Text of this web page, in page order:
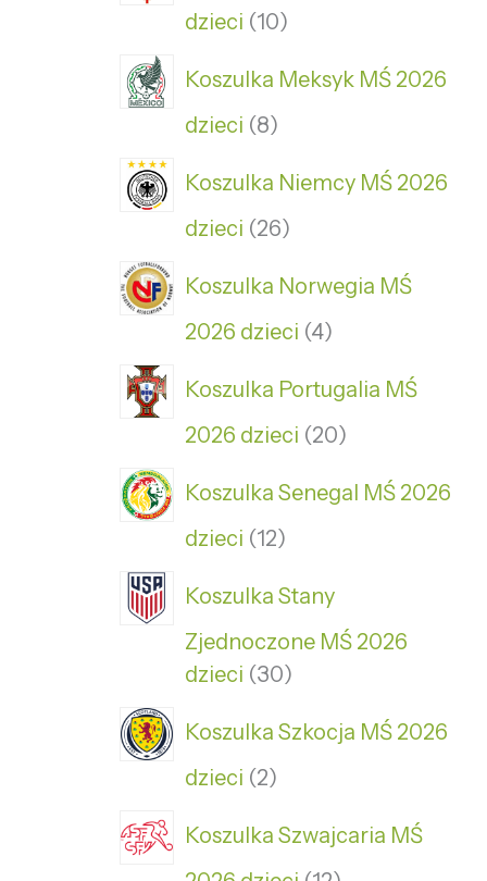
dzieci 10
Koszulka Meksyk MŚ 2026
dzieci 8
Koszulka Niemcy MŚ 2026
dzieci 26
Koszulka Norwegia MŚ
2026 dzieci 4
Koszulka Portugalia MŚ
2026 dzieci 20
Koszulka Senegal MŚ 2026
dzieci 12
Koszulka Stany
Zjednoczone MŚ 2026
dzieci 30
Koszulka Szkocja MŚ 2026
dzieci 2
Koszulka Szwajcaria MŚ